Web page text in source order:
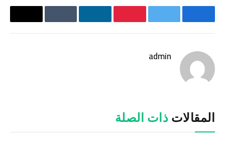
فيسبوك تويتر بينتيريستلينكدإن Tumblr البريد
admin
المقالات ذات الصلة